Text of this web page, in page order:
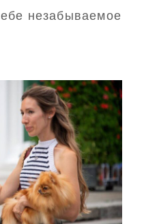
незабываемое